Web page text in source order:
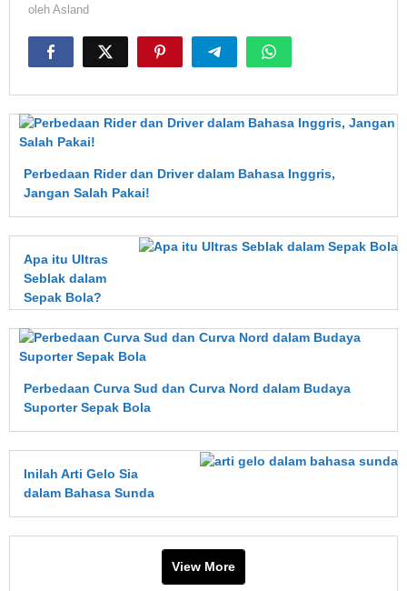
oleh Asland
Perbedaan Rider dan Driver dalam Bahasa Inggris,
Jangan Salah Pakai!
Apa itu Ultras
Seblak dalam
Sepak Bola?
Perbedaan Curva Sud dan Curva Nord dalam Budaya
Suporter Sepak Bola
Inilah Arti Gelo Sia
dalam Bahasa Sunda
View More